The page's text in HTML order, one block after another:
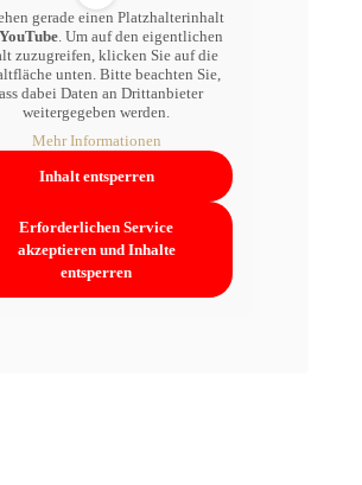
gerade einen Platzhalterinhalt
YouTube. Um auf den eigentlichen
zuzugreifen, klicken Sie auf die
unten. Bitte beachten Sie,
dabei Daten an Drittanbieter
weitergegeben werden.
Mehr Informationen
Inhalt entsperren
Erforderlichen Service
akzeptieren und Inhalte
entsperren